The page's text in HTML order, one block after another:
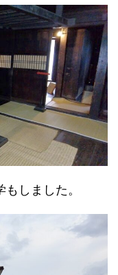
しました。